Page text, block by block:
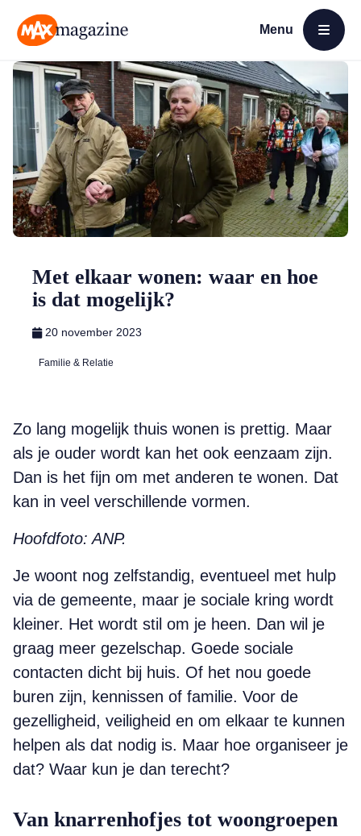
Menu
Open menu
Met elkaar wonen: waar en hoe
is dat mogelijk?
20 november 2023
Familie & Relatie
Zo lang mogelijk thuis wonen is prettig. Maar
als je ouder wordt kan het ook eenzaam zijn.
Dan is het fijn om met anderen te wonen. Dat
kan in veel verschillende vormen.
Hoofdfoto: ANP.
Je woont nog zelfstandig, eventueel met hulp
via de gemeente, maar je sociale kring wordt
kleiner. Het wordt stil om je heen. Dan wil je
graag meer gezelschap. Goede sociale
contacten dicht bij huis. Of het nou goede
buren zijn, kennissen of familie. Voor de
gezelligheid, veiligheid en om elkaar te kunnen
helpen als dat nodig is. Maar hoe organiseer je
dat? Waar kun je dan terecht?
Van knarrenhofjes tot woongroepen